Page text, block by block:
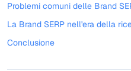
Problemi comuni delle Brand
La Brand SERP nell'era della
Conclusione